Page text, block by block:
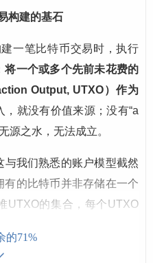
构建的基石
一笔比特币交易时，执行
将一个或多个先前未花费的
Output, UTXO）作为
，就没有价值来源；没有“a
源之水，无法成立。
与我们熟悉的账户模型截然
的比特币并非存储在一个
UTXO的集合，每个UTXO
成新的交易。
的71%